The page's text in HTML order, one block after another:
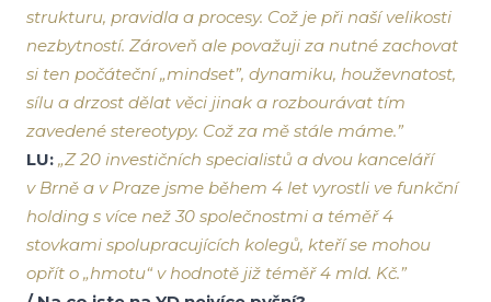
strukturu, pravidla a procesy. Což je při naší velikosti
nezbytností. Zároveň ale považuji za nutné zachovat
si ten počáteční „mindset”, dynamiku, houževnatost,
sílu a drzost dělat věci jinak a rozbourávat tím
zavedené stereotypy. Což za mě stále máme.”
LU: „Z 20 investičních specialistů a dvou kanceláří
v Brně a v Praze jsme během 4 let vyrostli ve funkční
holding s více než 30 společnostmi a téměř 4
stovkami spolupracujících kolegů, kteří se mohou
opřít o „hmotu“ v hodnotě již téměř 4 mld. Kč.”